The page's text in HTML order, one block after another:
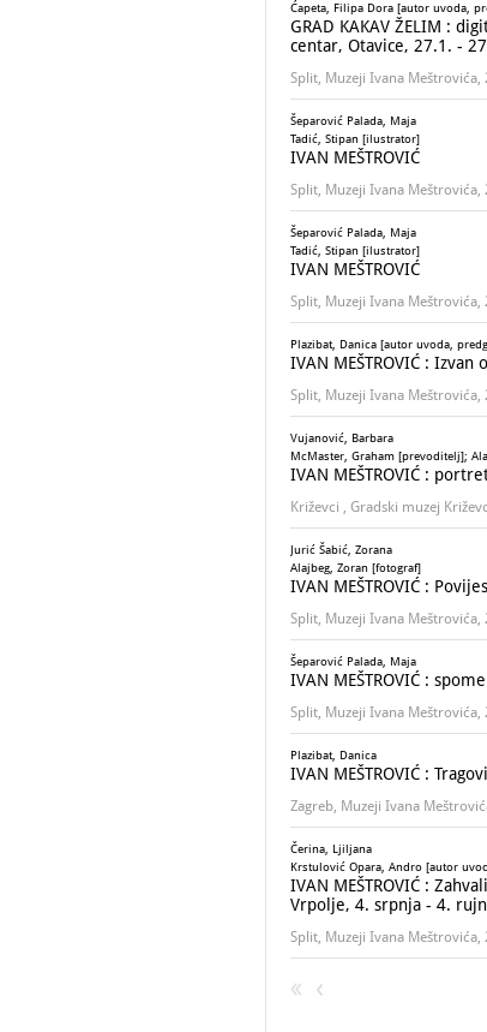
Ćapeta, Filipa Dora [autor uvoda,
GRAD KAKAV ŽELIM :
centar, Otavice, 27.1. -
Split, Muzeji Ivana Meštrovića,
Šeparović Palada, Maja
Tadić, Stipan [ilustrator]
IVAN MEŠTROVIĆ
Split, Muzeji Ivana Meštrovića,
Šeparović Palada, Maja
Tadić, Stipan [ilustrator]
IVAN MEŠTROVIĆ
Split, Muzeji Ivana Meštrovića,
Plazibat, Danica [autor uvoda,
IVAN MEŠTROVIĆ :
Split, Muzeji Ivana Meštrovića,
Vujanović, Barbara
McMaster, Graham [prevoditelj];
IVAN MEŠTROVIĆ :
Križevci , Gradski muzej
Jurić Šabić, Zorana
Alajbeg, Zoran [fotograf]
IVAN MEŠTROVIĆ :
Split, Muzeji Ivana Meštrovića,
Šeparović Palada, Maja
IVAN MEŠTROVIĆ :
Split, Muzeji Ivana Meštrovića,
Plazibat, Danica
IVAN MEŠTROVIĆ :
Zagreb, Muzeji Ivana
Čerina, Ljiljana
Krstulović Opara, Andro [autor
IVAN MEŠTROVIĆ :
Vrpolje, 4. srpnja - 4.
Split, Muzeji Ivana Meštrovića,